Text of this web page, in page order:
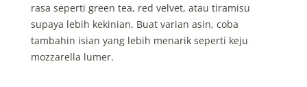
rasa seperti green tea, red velvet, atau tiramisu
supaya lebih kekinian. Buat varian asin, coba
tambahin isian yang lebih menarik seperti keju
mozzarella lumer.